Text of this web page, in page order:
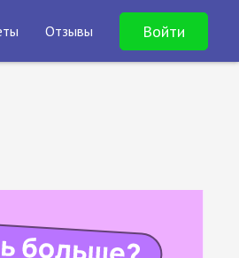
Отзывы Войти